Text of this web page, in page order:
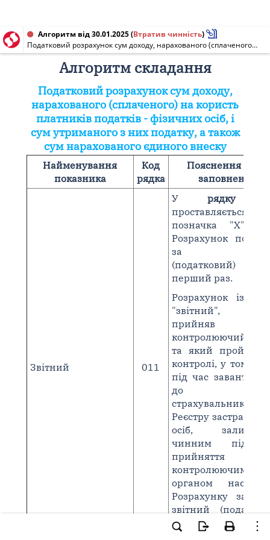
Алгоритм від 30.01.2025(Втратив чинність)
Податковий розрахунок сум доходу, нарахованого (сплаченого) на користь платників податків - фізичних осіб, і сум утриманого з них податку, а також сум нарахованого єдиного внеску [січень 2025 р. - червень 2026 р.]
Алгоритм складання
Податковий розрахунок сум доходу,
нарахованого (сплаченого) на користь
платників податків - фізичних осіб, і
сум утриманого з них податку, а також
сум нарахованого єдиного внеску
Найменування
показника
Код
рядка
Пояснення щодо
заповнення
Звітний 011
Урядку
проставляється
позначка "Х",
Розрахунок
за
(податковий)
перший раз.
Розрахунок із
"звітний",
прийняв
контролюючий
та який пройшов
контролі, у тому
під час
до
страхувальників
Реєстру
осіб,
чинним під
прийняття
контролюючим
органом
Розрахунку за
звітний
період (
п. 1 розд.